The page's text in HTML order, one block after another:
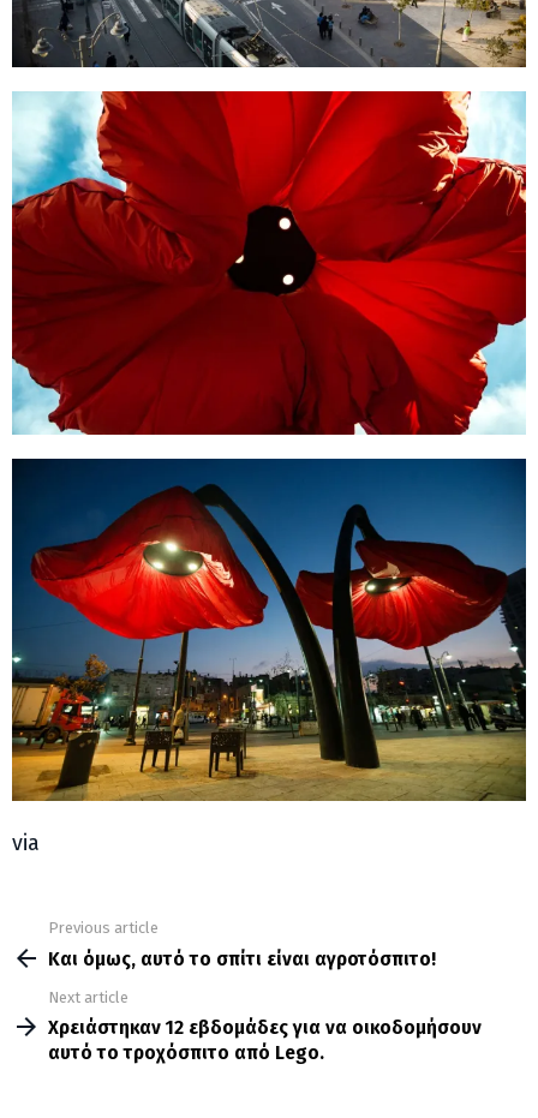
via
more
Previous article
Και όμως, αυτό το σπίτι είναι αγροτόσπιτο!
Next article
Χρειάστηκαν 12 εβδομάδες για να οικοδομήσουν
αυτό το τροχόσπιτο από Lego.